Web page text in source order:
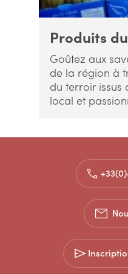
Produits
Goûtez aux
de la région à
du terroir issus
local et